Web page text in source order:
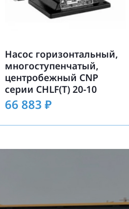
Насос горизонтальный,
многоступенчатый,
центробежный CNP
серии CHLF(T) 20-10
66 883 ₽